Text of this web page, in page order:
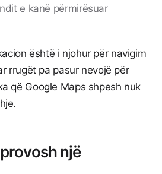
e kanë përmirësuar
është i njohur për navigim
rrugët pa pasur nevojë për
që Google Maps shpesh nuk
një